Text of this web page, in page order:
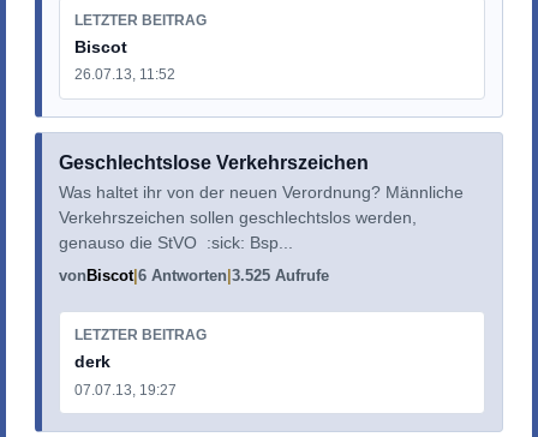
LETZTER BEITRAG
Biscot
26.07.13, 11:52
Geschlechtslose Verkehrszeichen
Was haltet ihr von der neuen Verordnung? Männliche
Verkehrszeichen sollen geschlechtslos werden,
genauso die StVO :sick: Bsp...
von Biscot 6 Antworten 3.525 Aufrufe
LETZTER BEITRAG
derk
07.07.13, 19:27